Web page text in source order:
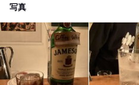
写真